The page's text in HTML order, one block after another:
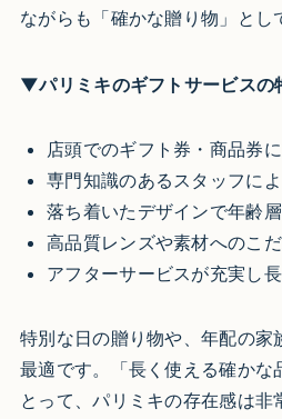
ながらも「確かな贈り物」とし
▼パリミキのギフトサービスの
店頭でのギフト券・商品券
専門知識のあるスタッフに
落ち着いたデザインで年齢
高品質レンズや素材へのこ
アフターサービスが充実し
特別な日の贈り物や、年配の家
最適です。「長く使える確かな
とって、パリミキの存在感は非